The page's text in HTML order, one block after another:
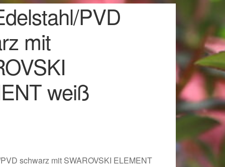
PVD
mit
weiß
schwarz mit SWAROVSKI ELEMENT